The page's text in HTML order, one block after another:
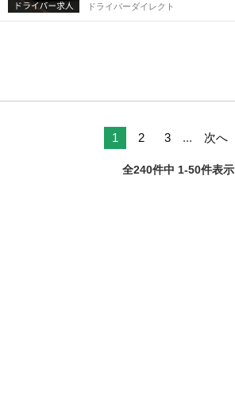
ドライバーダイレクト
1 2 3 ... 次へ
全240件中 1-50件表示